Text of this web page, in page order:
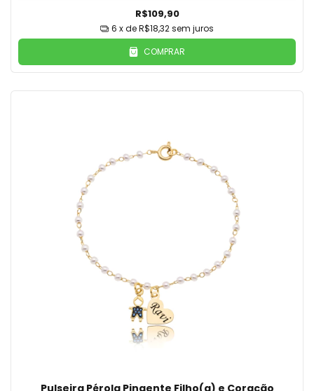
R$109,90
6 x deR$18,32sem juros
COMPRAR